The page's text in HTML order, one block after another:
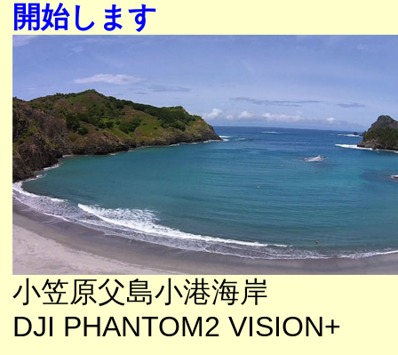
開始します
小笠原父島小港海岸
DJI PHANTOM2 VISION+